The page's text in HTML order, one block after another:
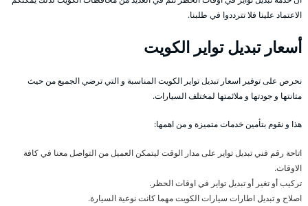
الاعتماد علينا فلا تترددوا في طلبنا.
أسعار تبديل تواير الكويت
نحرص على توفير اسعار تبديل تواير الكويت المناسبة و التي ترضي الجميع من حيث
متانتها و جودتها و ملائمتها لمختلف السيارات.
هذا و نقوم بتأمين خدمات متميزة و من اهمها:
اتاحة رقم فني تبديل تواير على مدار الوقت ليتمكن العميل من التواصل معنا في كافة
الاوقات.
تركيب أو تغير أو تبديل تواير في اوقات الحظر.
اصلاح و تبديل اطارات سيارات الكويت مهما كانت نوعية السيارة.